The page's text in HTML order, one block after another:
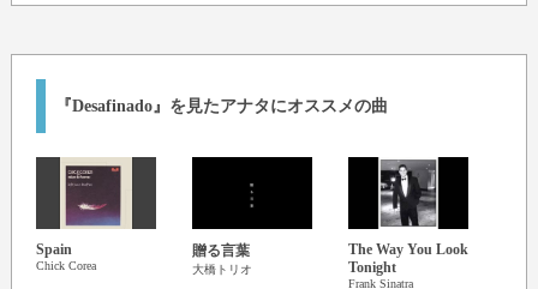
『Desafinado』を見たアナタにオススメの曲
Spain
Chick Corea
贈る言葉
大橋トリオ
The Way You Look
Tonight
Frank Sinatra